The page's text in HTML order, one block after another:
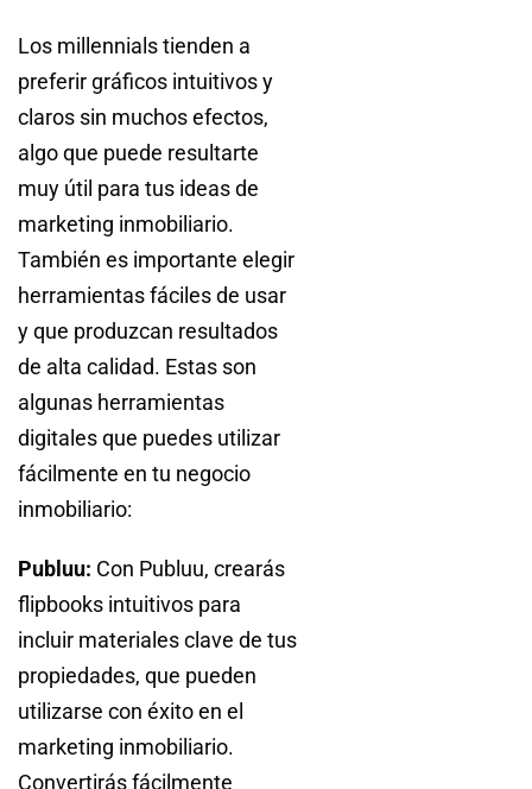
Los millennials tienden a
preferir gráficos intuitivos y
claros sin muchos efectos,
algo que puede resultarte
muy útil para tus ideas de
marketing inmobiliario.
También es importante elegir
herramientas fáciles de usar
y que produzcan resultados
de alta calidad. Estas son
algunas herramientas
digitales que puedes utilizar
fácilmente en tu negocio
inmobiliario:
Publuu: Con Publuu, crearás
flipbooks intuitivos para
incluir materiales clave de tus
propiedades, que pueden
utilizarse con éxito en el
marketing inmobiliario.
Convertirás fácilmente